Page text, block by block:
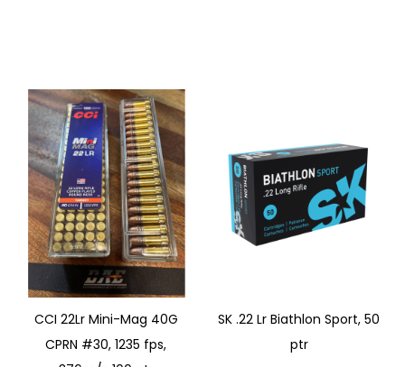
Quickview Quickview
CCI 22Lr Mini-Mag 40G
CPRN #30, 1235 fps,
SK .22 Lr Biathlon Sport, 50
ptr